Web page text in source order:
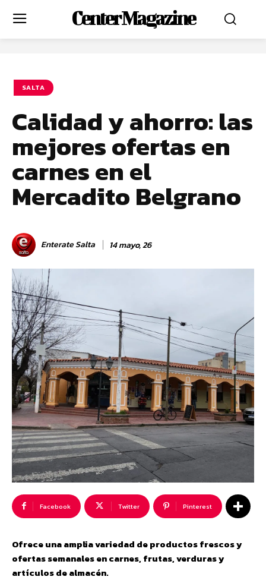
Center Magazine
SALTA
Calidad y ahorro: las
mejores ofertas en
carnes en el
Mercadito Belgrano
Enterate Salta 14 mayo, 26
Facebook Twitter Pinterest
Ofrece una amplia variedad de productos frescos y
ofertas semanales en carnes, frutas, verduras y
artículos de almacén.